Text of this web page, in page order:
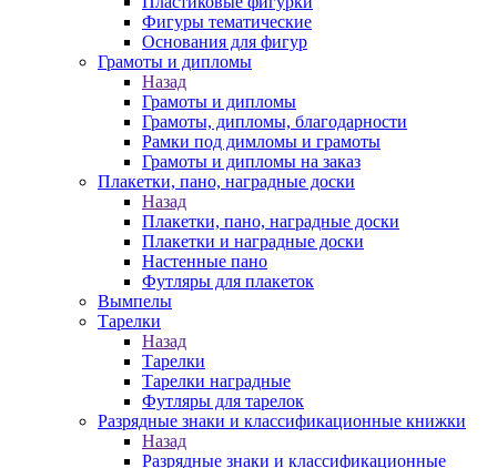
Фигуры тематические
Основания для фигур
Грамоты и дипломы
Назад
Грамоты и дипломы
Грамоты, дипломы, благодарности
Рамки под димломы и грамоты
Грамоты и дипломы на заказ
Плакетки, пано, наградные доски
Назад
Плакетки, пано, наградные доски
Плакетки и наградные доски
Настенные пано
Футляры для плакеток
Вымпелы
Тарелки
Назад
Тарелки
Тарелки наградные
Футляры для тарелок
Разрядные знаки и классификационные книжки
Назад
Разрядные знаки и классификационные